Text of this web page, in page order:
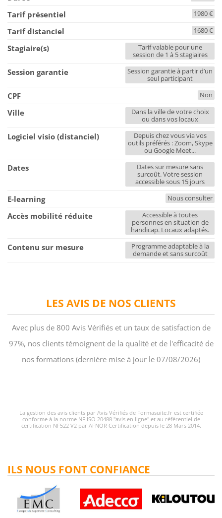
LES AVIS DE NOS CLIENTS
Avec plus de 800 Avis Vérifiés et un taux de satisfaction de
97%, nos clients témoignent de la qualité et de l'efficacité de
nos formations (dernière mise à jour le 07/08/2026)
La gestion des avis clients par Avis Vérifiés de Formasuite.fr est certifiée
conforme à la norme NF ISO 20488 "avis en ligne" et au référentiel de
certification NF522 V2 par AFNOR Certification depuis le 28 Mars 2014.
ILS NOUS FONT CONFIANCE
Tarif présentiel 1980 €
Tarif distanciel 1680 €
Stagiaire(s)
Tarif valable pour une
session de 1 à 5 stagiaires
Session garantie
Session garantie à partir d’un
seul participant
CPF Non
Ville
Dans la ville de votre choix
ou dans vos locaux
Logiciel visio (distanciel)
Depuis chez vous via vos
outils préférés : Zoom, Skype
ou Google Meet...
Dates
Dates sur mesure sans
surcoût. Votre session
accessible sous 15 jours
E-learning Nous consulter
Accès mobilité réduite
Accessible à toutes
personnes en situation de
handicap. Locaux adaptés.
Contenu sur mesure
Programme adaptable à la
demande et sans surcoût